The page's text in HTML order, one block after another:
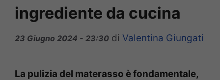
ingrediente da cucina
23 Giugno 2024 - 23:30 di Valentina Giungati
La pulizia del materasso è fondamentale,